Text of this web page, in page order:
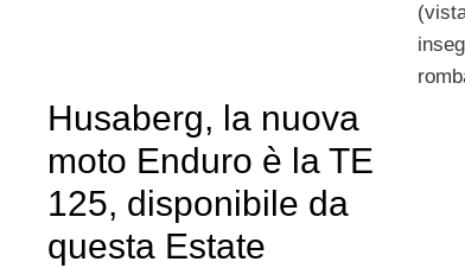
Husaberg, la nuova
moto Enduro è la TE
125, disponibile da
questa Estate